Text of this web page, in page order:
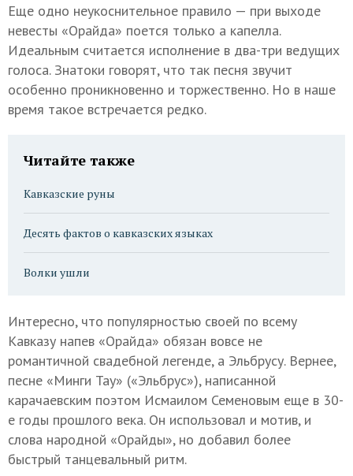
Еще одно неукоснительное правило — при выходе
невесты «Орайда» поется только a капелла.
Идеальным считается исполнение в два-три ведущих
голоса. Знатоки говорят, что так песня звучит
особенно проникновенно и торжественно. Но в наше
время такое встречается редко.
Читайте также
Кавказские руны
Десять фактов о кавказских языках
Волки ушли
Интересно, что популярностью своей по всему
Кавказу напев «Орайда» обязан вовсе не
романтичной свадебной легенде, а Эльбрусу. Вернее,
песне «Минги Тау» («Эльбрус»), написанной
карачаевским поэтом Исмаилом Семеновым еще в 30-
е годы прошлого века. Он использовал и мотив, и
слова народной «Орайды», но добавил более
быстрый танцевальный ритм.